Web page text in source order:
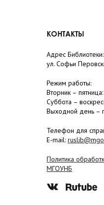
КОНТАКТЫ
Адрес
ул. Софьи
Режим работы:
Вторник – пятница
Суббота – в
Выходной день –
Телефон для
E-mail:
Политика
МГОУНБ